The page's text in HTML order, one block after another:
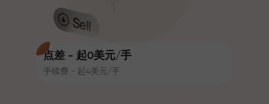
点差 - 起0美元/手
手续费 - 起4美元/手
带入交易世界，作为InstaForex合作
伙伴，激励客户实现雄心勃勃的目